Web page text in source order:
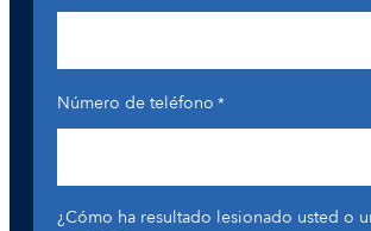
Número de teléfono *
¿Cómo ha resultado lesionado usted o